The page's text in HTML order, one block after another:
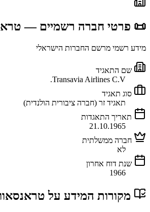
📜 פרטי חברה רשמיים —
מידע רשמי מרשם החברות הישראלי
שם התאגיד
Transavia Airlines C.V.
סוג תאגיד
תאגיד זר (חברה ציבורית הולנדית)
תאריך התאגדות
21.10.1965
חברה ממשלתית
לא
שנת דוח אחרון
1966
מקורות המידע על